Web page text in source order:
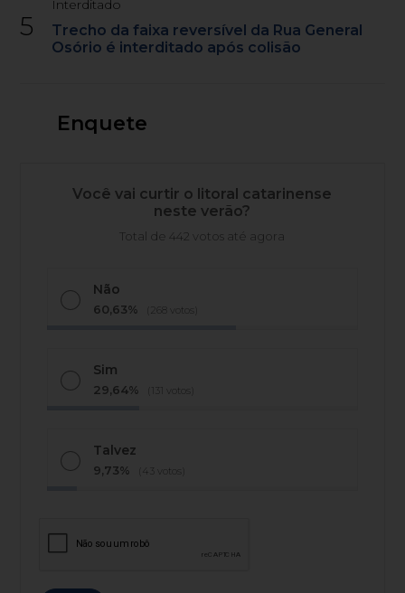
5
Interditado
Trecho da faixa reversível da Rua General
Osório é interditado após colisão
Enquete
Você vai curtir o litoral catarinense
neste verão?
Total de 442 votos até agora
Não
60,63% (268 votos)
Sim
29,64% (131 votos)
Talvez
9,73% (43 votos)